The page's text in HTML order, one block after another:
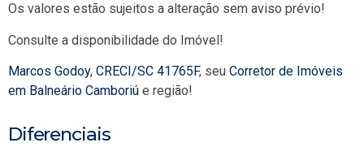
Os valores estão sujeitos a alteração sem aviso prévio!
Consulte a disponibilidade do Imóvel!
Marcos Godoy, CRECI/SC 41765F, seu Corretor de Imóveis
em Balneário Camboriú e região!
Diferenciais